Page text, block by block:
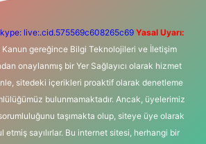
live:.cid.575569c608265c69 Yasal Uyarı:
Kanun gereğince Bilgi Teknolojileri ve İletişim
onaylanmış bir Yer Sağlayıcı olarak hizmet
sitedeki içerikleri proaktif olarak denetleme
bulunmamaktadır. Ancak, üyelerimiz
taşımakta olup, siteye üye olarak
etmiş sayılırlar. Bu internet sitesi, herhangi bir